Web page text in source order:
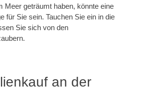
Meer geträumt haben, könnte eine
für Sie sein. Tauchen Sie ein in die
Sie sich von den
an der